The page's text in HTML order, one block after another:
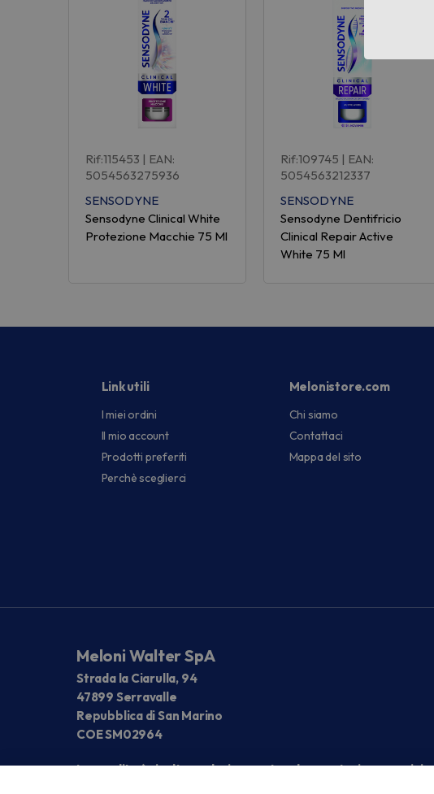
Rif:115453 | EAN:
5054563275936
SENSODYNE
Sensodyne Clinical White
Protezione Macchie 75 Ml
Rif:109745 | EAN:
5054563212337
SENSODYNE
Sensodyne Dentifricio
Clinical Repair Active
White 75 Ml
Link utili
I miei ordini
Il mio account
Prodotti preferiti
Perchè sceglierci
Melonistore.com
Chi siamo
Contattaci
Mappa del sito
Meloni Walter SpA
Strada la Ciarulla, 94
47899 Serravalle
Repubblica di San Marino
COE SM02964
La vendita è rivolta esclusivamente ad operatori economici